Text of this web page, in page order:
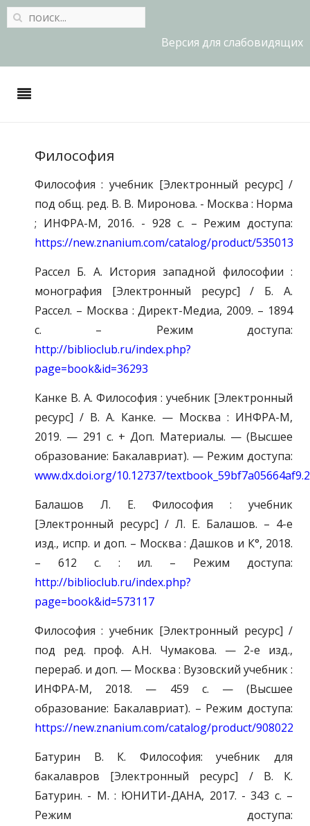
Версия для слабовидящих
Философия
Философия : учебник [Электронный ресурс] /
под общ. ред. В. В. Миронова. - Москва : Норма
; ИНФРА-М, 2016. - 928 с. – Режим доступа:
https://new.znanium.com/catalog/product/535013
Рассел Б. А. История западной философии :
монография [Электронный ресурс] / Б. А.
Рассел. – Москва : Директ-Медиа, 2009. – 1894
с. – Режим доступа:
http://biblioclub.ru/index.php?
page=book&id=36293
Канке В. А. Философия : учебник [Электронный
ресурс] / В. А. Канке. — Москва : ИНФРА-М,
2019. — 291 с. + Доп. Материалы. — (Высшее
образование: Бакалавриат). — Режим доступа:
www.dx.doi.org/10.12737/
Балашов Л. Е. Философия : учебник
[Электронный ресурс] / Л. Е. Балашов. – 4-е
изд., испр. и доп. – Москва : Дашков и К°, 2018.
– 612 с. : ил. – Режим доступа:
http://biblioclub.ru/index.php?
page=book&id=573117
Философия : учебник [Электронный ресурс] /
под ред. проф. А.Н. Чумакова. — 2-е изд.,
перераб. и доп. — Москва : Вузовский учебник :
ИНФРА-М, 2018. — 459 с. — (Высшее
образование: Бакалавриат). – Режим доступа:
https://new.znanium.com/catalog/product/908022
Батурин В. К. Философия: учебник для
бакалавров [Электронный ресурс] / В. К.
Батурин. - М. : ЮНИТИ-ДАНА, 2017. - 343 с. –
Режим доступа: